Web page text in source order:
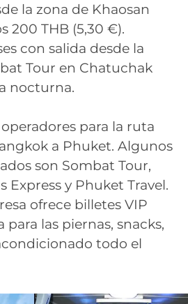
la zona de Khaosan
200 THB (5,30 €).
con salida desde la
Tour en Chatuchak
nocturna.
para la ruta
a Phuket. Algunos
son Sombat Tour,
Express y Phuket Travel.
ofrece billetes VIP
para las piernas, snacks,
todo el